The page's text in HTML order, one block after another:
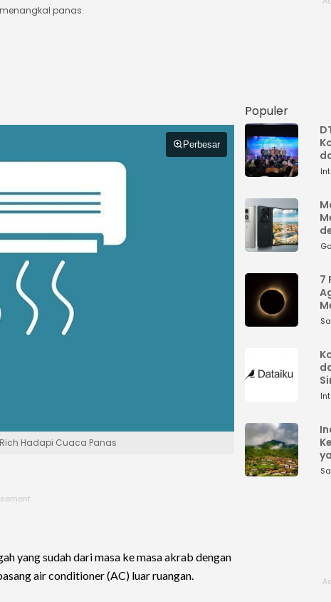
panas.
Perbesar
Hadapi Cuaca Panas
yang sudah dari masa ke masa akrab dengan
air conditioner (AC) luar ruangan.
Populer
7